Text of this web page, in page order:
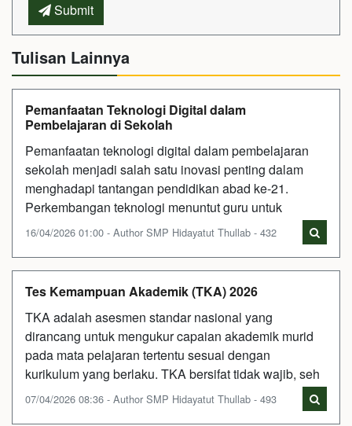
Submit
Tulisan Lainnya
Pemanfaatan Teknologi Digital dalam
Pembelajaran di Sekolah
Pemanfaatan teknologi digital dalam pembelajaran
sekolah menjadi salah satu inovasi penting dalam
menghadapi tantangan pendidikan abad ke-21.
Perkembangan teknologi menuntut guru untuk
16/04/2026 01:00 - Author SMP Hidayatut Thullab - 432
Tes Kemampuan Akademik (TKA) 2026
TKA adalah asesmen standar nasional yang
dirancang untuk mengukur capaian akademik murid
pada mata pelajaran tertentu sesuai dengan
kurikulum yang berlaku. TKA bersifat tidak wajib, seh
07/04/2026 08:36 - Author SMP Hidayatut Thullab - 493